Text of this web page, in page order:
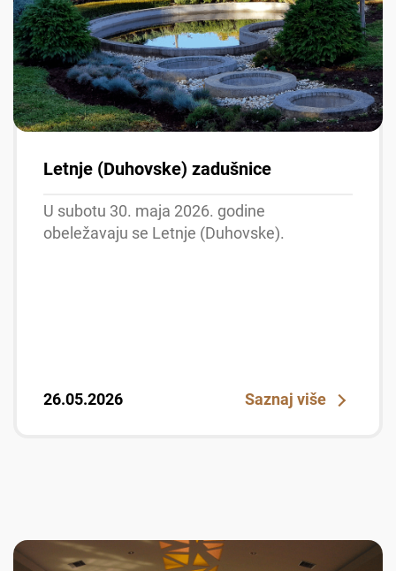
Letnje (Duhovske) zadušnice
U subotu 30. maja 2026. godine
obeležavaju se Letnje (Duhovske).
26.05.2026 Saznaj više